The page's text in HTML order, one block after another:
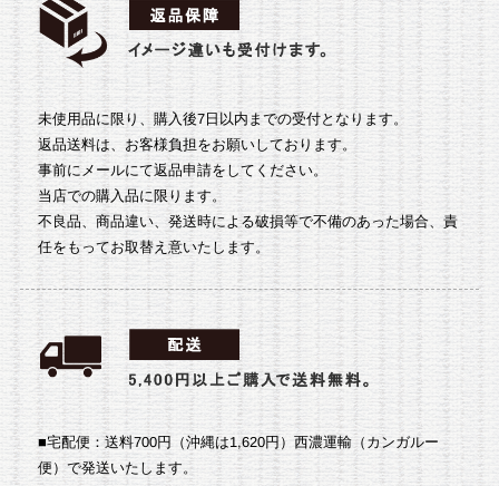
未使用品に限り、購入後7日以内までの受付となります。
返品送料は、お客様負担をお願いしております。
事前にメールにて返品申請をしてください。
当店での購入品に限ります。
不良品、商品違い、発送時による破損等で不備のあった場合、責
任をもってお取替え意いたします。
■宅配便：送料700円（沖縄は1,620円）西濃運輸（カンガルー
便）で発送いたします。